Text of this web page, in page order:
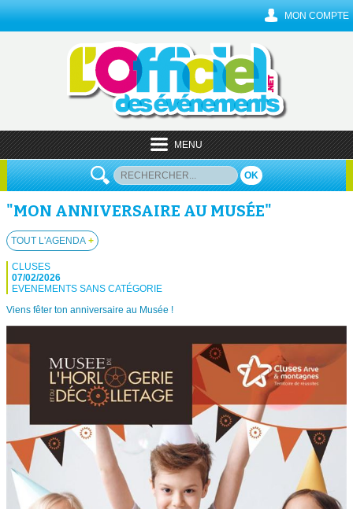
MON COMPTE
MENU
OK
"MON ANNIVERSAIRE AU MUSÉE"
TOUT L'AGENDA +
CLUSES
07/02/2026
EVENEMENTS SANS CATÉGORIE
Viens fêter ton anniversaire au Musée !